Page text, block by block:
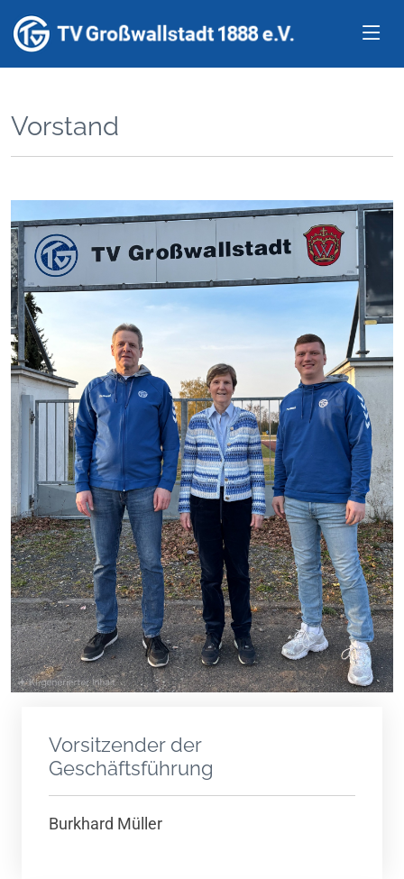
Vorstand
Vorsitzender der
Geschäftsführung
Burkhard Müller